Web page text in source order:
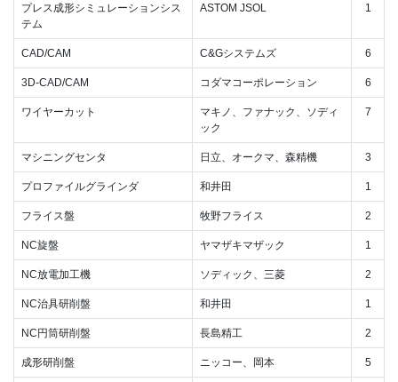
プレス成形シミュレーションシス
テム
ASTOM JSOL 1
CAD/CAM C&Gシステムズ 6
3D-CAD/CAM コダマコーポレーション 6
ワイヤーカット
マキノ、ファナック、ソディ
ック
7
マシニングセンタ 日立、オークマ、森精機 3
プロファイルグラインダ 和井田 1
フライス盤 牧野フライス 2
NC旋盤 ヤマザキマザック 1
NC放電加工機 ソディック、三菱 2
NC治具研削盤 和井田 1
NC円筒研削盤 長島精工 2
成形研削盤 ニッコー、岡本 5